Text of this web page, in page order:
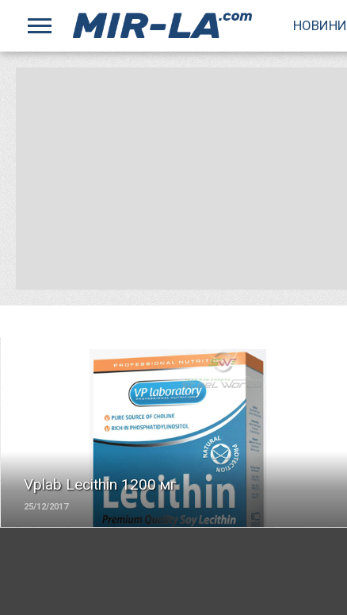
НОВИНИ
Vplab Lecithin 1200 мг
25/12/2017
ЧИТАТЬ